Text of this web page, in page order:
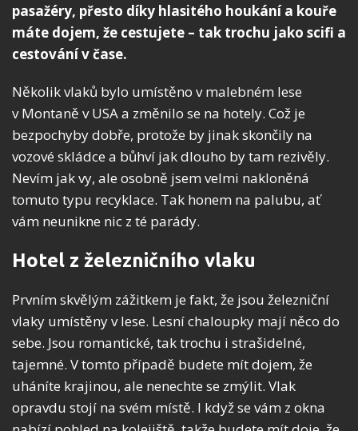
pasažéry, přesto díky hlasitého houkání a kouře
máte dojem, že cestujete – tak trochu jako scifi a
cestování v čase.
Několik vlaků bylo umístěno v malebném lese
v Montaně v USA a změnilo se na hotely. Což je
bezpochyby dobře, protože by jinak skončily na
vozové skládce a bůhví jak dlouho by tam rezivěly.
Nevím jak vy, ale osobně jsem velmi nakloněná
tomuto typu recyklace. Tak honem na palubu, ať
vám neunikne nic z té parády.
Hotel z železničního vlaku
Prvním skvělým zážitkem je fakt, že jsou železniční
vlaky umístěny v lese. Lesní chaloupky mají něco do
sebe. Jsou romantické, tak trochu i strašidelné,
tajemné. V tomto případě budete mít dojem, že
uháníte krajinou, ale nenechte se zmýlit. Vlak
opravdu stojí na svém místě. I když se vám z okna